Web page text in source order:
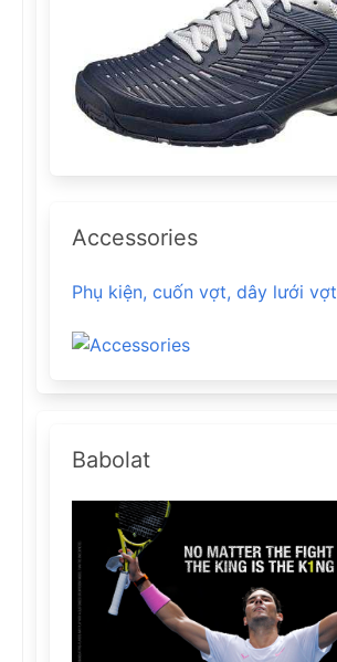
Accessories
Phụ kiện, cuốn vợt, dây lưới vợt
Babolat